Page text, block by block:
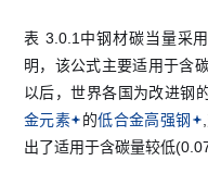
表 3.0.1中钢材碳当量采用
明，该公式主要适用于含
以后，世界各国为改进钢
金元素
的低合金高强钢
出了适用于含碳量较低